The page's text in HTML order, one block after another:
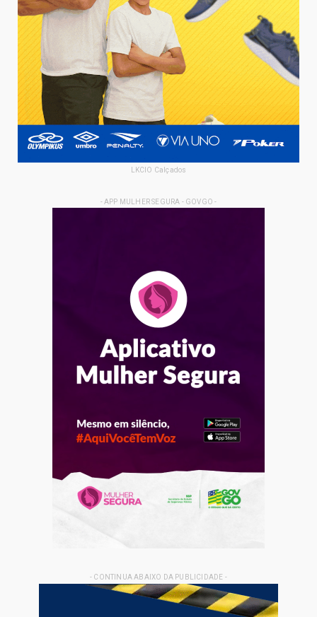
LKCIO Calçados
- APP MULHER SEGURA - GOVGO -
- CONTINUA ABAIXO DA PUBLICIDADE -